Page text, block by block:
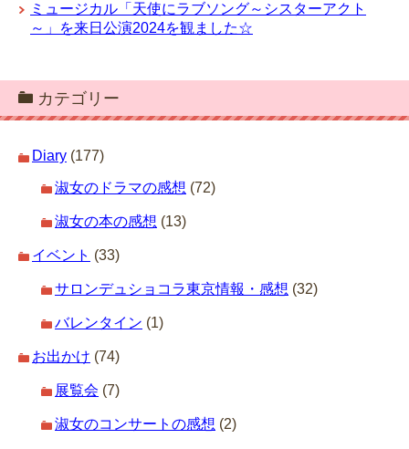
ミュージカル「天使にラブソング～シスターアクト
～」を来日公演2024を観ました☆
カテゴリー
Diary (177)
淑女のドラマの感想 (72)
淑女の本の感想 (13)
イベント (33)
サロンデュショコラ東京情報・感想 (32)
バレンタイン (1)
お出かけ (74)
展覧会 (7)
淑女のコンサートの感想 (2)